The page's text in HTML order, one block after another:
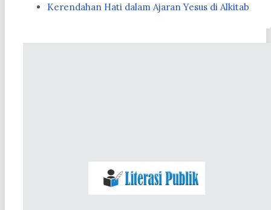
Kerendahan Hati dalam Ajaran Yesus di Alkitab